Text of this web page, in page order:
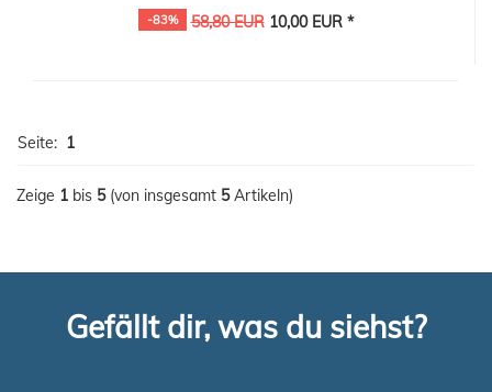
-83% 58,80 EUR10,00 EUR *
Seite: 1
Zeige 1 bis 5(von insgesamt 5Artikeln)
Gefällt dir, was du siehst?